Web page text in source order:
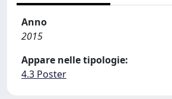
Anno
2015
Appare nelle tipologie:
4.3 Poster